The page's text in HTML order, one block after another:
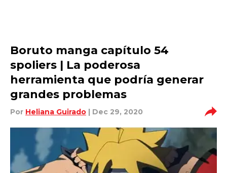
Boruto manga capítulo 54
spoliers | La poderosa
herramienta que podría generar
grandes problemas
Por Heliana Guirado | Dec 29, 2020